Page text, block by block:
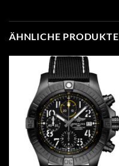
ÄHNLICHE PRODUKTE